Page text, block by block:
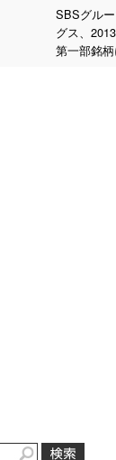
SBSグル
グス、
第一部銘柄